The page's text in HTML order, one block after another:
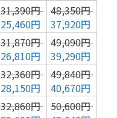
31,390円
25,460円
48,350円
37,920円
31,870円
26,810円
49,090円
39,290円
32,360円
28,150円
49,840円
40,670円
32,860円 50,600円